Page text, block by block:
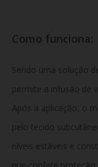
Como funciona:
Sendo uma solução
permite a infusão de
Após a aplicação, o
pelo tecido
níveis estáveis e